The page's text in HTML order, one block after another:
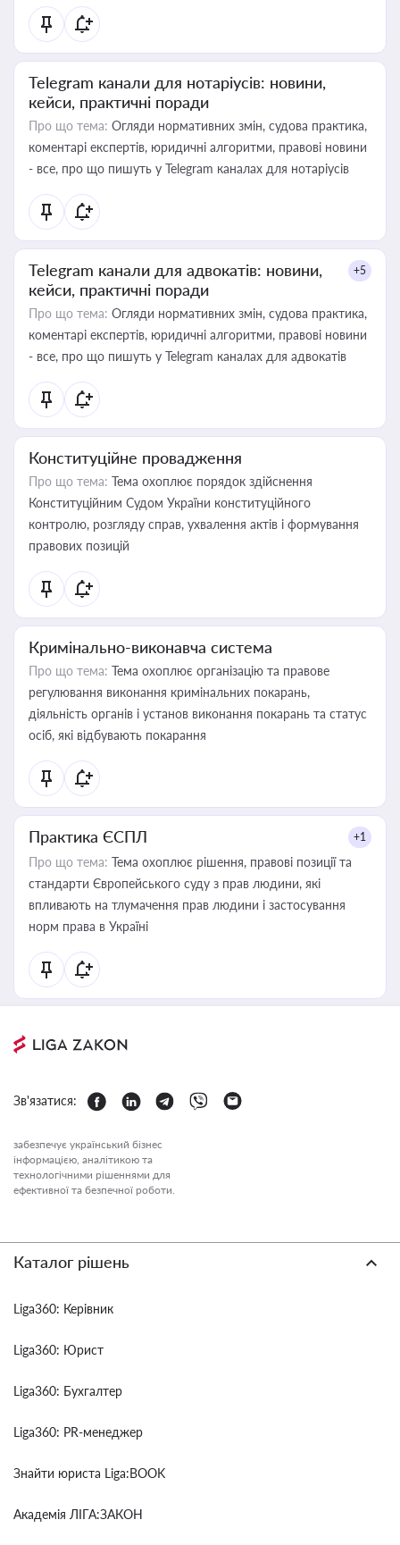
Telegram канали для нотаріусів: новини,
кейси, практичні поради
Про що тема: Огляди нормативних змін, судова практика,
коментарі експертів, юридичні алгоритми, правові новини
- все, про що пишуть у Telegram каналах для нотаріусів
Telegram канали для адвокатів: новини,
кейси, практичні поради
+5
Про що тема: Огляди нормативних змін, судова практика,
коментарі експертів, юридичні алгоритми, правові новини
- все, про що пишуть у Telegram каналах для адвокатів
Конституційне провадження
Про що тема: Тема охоплює порядок здійснення
Конституційним Судом України конституційного
контролю, розгляду справ, ухвалення актів і формування
правових позицій
Кримінально-виконавча система
Про що тема: Тема охоплює організацію та правове
регулювання виконання кримінальних покарань,
діяльність органів і установ виконання покарань та статус
осіб, які відбувають покарання
Практика ЄСПЛ +1
Про що тема: Тема охоплює рішення, правові позиції та
стандарти Європейського суду з прав людини, які
впливають на тлумачення прав людини і застосування
норм права в Україні
Зв'язатися:
забезпечує український бізнес
інформацією, аналітикою та
технологічними рішеннями для
ефективної та безпечної роботи.
Каталог рішень
Liga360: Керівник
Liga360: Юрист
Liga360: Бухгалтер
Liga360: PR-менеджер
Знайти юриста Liga:BOOK
Академія ЛІГА:ЗАКОН